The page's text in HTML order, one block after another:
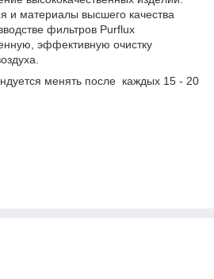
и материалы высшего качества
фильтров Purflux
эффективную очистку
менять после каждых 15 - 20